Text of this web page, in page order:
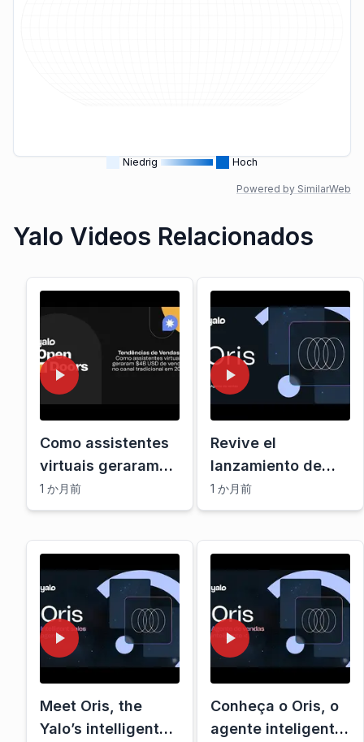
Niedrig Hoch
Powered by SimilarWeb
Yalo Videos Relacionados
Como assistentes
virtuais geraram
$4B em vendas no
canal tradicional |
SP Brasil
1 か月前
Revive el
lanzamiento de
Oris, el Agente de
Ventas Inteligente
1 か月前
Meet Oris, the
Yalo’s intelligent
Conheça o Oris, o
agente inteligente